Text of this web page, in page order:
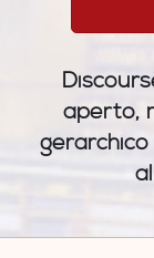
aperto,